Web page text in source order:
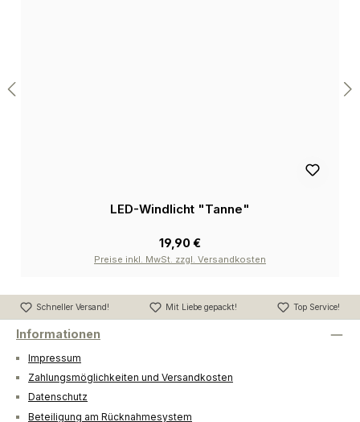
LED-Windlicht "Tanne"
19,90 €
Preise inkl. MwSt. zzgl. Versandkosten
Schneller Versand! Mit Liebe gepackt! Top Service!
Informationen
Impressum
Zahlungsmöglichkeiten und Versandkosten
Datenschutz
Beteiligung am Rücknahmesystem